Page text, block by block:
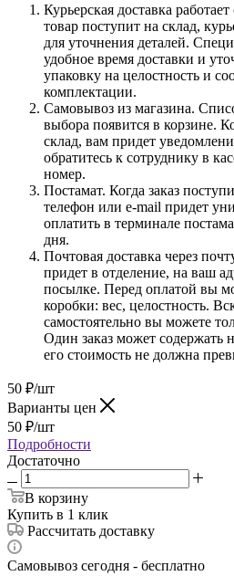
Курьерская доставка
товар поступит на склад,
для уточнения деталей.
удобное время доставки и
упаковку на целостность и
комплектации.
Самовывоз из магазина.
выбора появится в корзине.
склад, вам придет
обратитесь к сотруднику в
номер.
Постамат. Когда заказ
телефон или e-mail придет
оплатить в терминале
дня.
Почтовая доставка через
придет в отделение, на ваш
посылке. Перед оплатой вы
коробки: вес, целостность.
самостоятельно вы можете
Один заказ может содержать
его стоимость не должна
50 ₽/шт
Варианты цен
50 ₽/шт
Подробности
Достаточно
В корзину
Купить в 1 клик
Рассчитать доставку
Самовывоз сегодня - бесплатно